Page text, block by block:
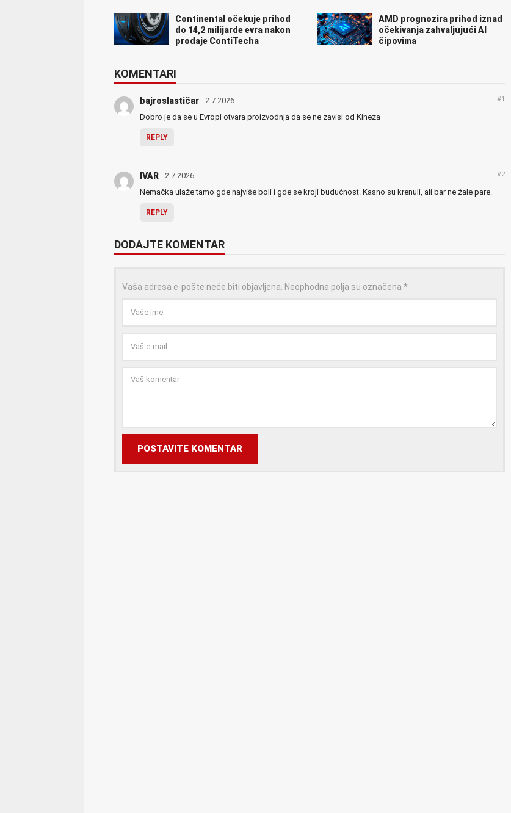
Continental očekuje prihod
do 14,2 milijarde evra nakon
prodaje ContiTecha
AMD prognozira prihod iznad
očekivanja zahvaljujući AI
čipovima
KOMENTARI
bajroslastičar 2.7.2026 #1
Dobro je da se u Evropi otvara proizvodnja da se ne zavisi od Kineza
REPLY
IVAR 2.7.2026 #2
Nemačka ulaže tamo gde najviše boli i gde se kroji budućnost. Kasno su krenuli, ali bar ne žale pare.
REPLY
DODAJTE KOMENTAR
Vaša adresa e-pošte neće biti objavljena. Neophodna polja su označena *
POSTAVITE KOMENTAR